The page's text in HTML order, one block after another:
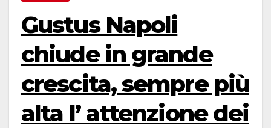
Gustus Napoli
chiude in grande
crescita, sempre più
alta l’ attenzione dei